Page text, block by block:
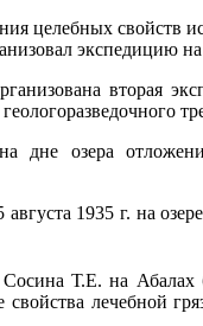
целебных свойств
экспедицию
вторая
дне озера
1935 г. на
Т.Е. на Абалах
лечебной